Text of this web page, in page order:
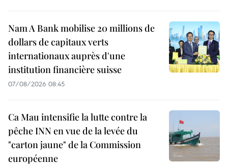
Nam A Bank mobilise 20 millions de
dollars de capitaux verts
internationaux auprès d'une
institution financière suisse
07/08/2026 08:45
Ca Mau intensifie la lutte contre la
pêche INN en vue de la levée du
"carton jaune" de la Commission
européenne